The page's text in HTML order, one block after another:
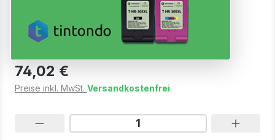
Sofort verfügbar, Lieferzeit: 1-2 Werktage
74,02 €
Preise inkl. MwSt. Versandkostenfrei